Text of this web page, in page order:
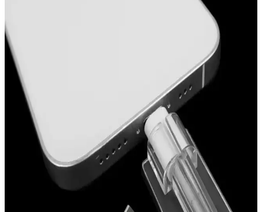
Air fryer sepetlerindeki silikon koruyucular, metal yüzey
çizilmelerini önler, gürültüyü azaltır ve sepetin stabilitesini artırır. Bu
parçalar yüksek sıcaklığa dayanıklıdır ve çıkarılmaları önerilmez.
Air Fryer İçin Silikon Kaplamalar: Kullanım,
Temizlik ve Tat Sorunlarının Detaylı İncelenmesi
Air fryer silikon kaplamalarının malzeme özellikleri, temizlik
yöntemleri ve tat sorunlarının nedenleri detaylıca incelenmiştir.
Doğru bakım ve uygun deterjan seçimi ile kullanım kolaylığı
sağlanır.
Deliksiz Göbek Piercing Alternatifleri: Estetik ve
Konfor Sunan Çözüm Seçenekleri
Deliksiz göbek piercing alternatifleri, silikon halkalar, yapışkanlı ve
klipsli ürünler ile metal seçenekler sunar. Bu çözümler estetik ve
konforu bir arada sağlar, hijyen ve cilt sağlığına dikkat edilmelidir.